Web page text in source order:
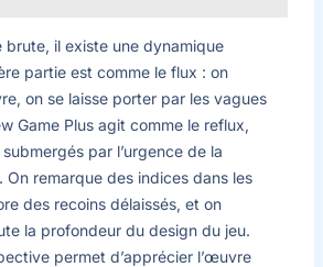
brute, il existe une dynamique
partie est comme le flux : on
on se laisse porter par les vagues
Game Plus agit comme le reflux,
par l’urgence de la
On remarque des indices dans les
des recoins délaissés, et on
la profondeur du design du jeu.
permet d’apprécier l’œuvre